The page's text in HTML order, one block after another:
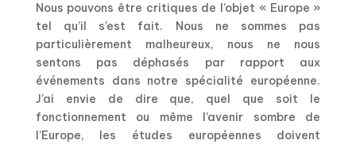
Nous pouvons être critiques de l’objet « Europe »
tel qu’il s’est fait. Nous ne sommes pas
particulièrement malheureux, nous ne nous
sentons pas déphasés par rapport aux
événements dans notre spécialité européenne.
J’ai envie de dire que, quel que soit le
fonctionnement ou même l’avenir sombre de
l’Europe, les études européennes doivent